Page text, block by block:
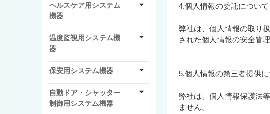
4.個人情報の委託について
弊社は、個人情報の取り
された個人情報の安全管
5.個人情報の第三者提供
弊社は、個人情報保護法
ません。
ヘルスケア用システム
機器
温度監視用システム機
器
保安用システム機器
自動ドア・シャッター
制御用システム機器